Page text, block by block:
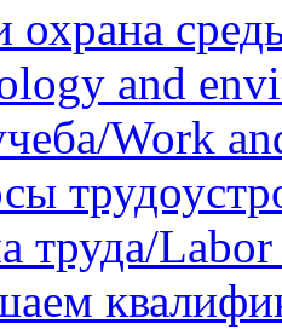
охрана
and
Work
Labor